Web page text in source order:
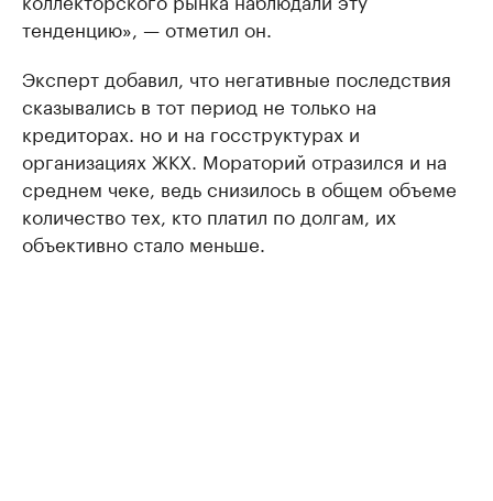
тенденцию», — отметил он.
Эксперт добавил, что негативные последствия
сказывались в тот период не только на
кредиторах. но и на госструктурах и
организациях ЖКХ. Мораторий отразился и на
среднем чеке, ведь снизилось в общем объеме
количество тех, кто платил по долгам, их
объективно стало меньше.